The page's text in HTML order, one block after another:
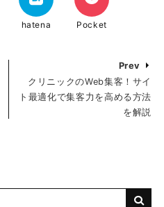
hatena Pocket
Prev
クリニックのWeb集客！サイ
ト最適化で集客力を高める方法
を解説